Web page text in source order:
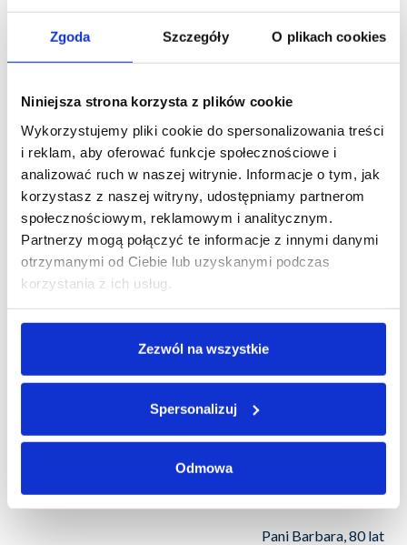
Zgoda Szczegóły O plikach cookies
Niniejsza strona korzysta z plików cookie
Wykorzystujemy pliki cookie do spersonalizowania treści
i reklam, aby oferować funkcje społecznościowe i
analizować ruch w naszej witrynie. Informacje o tym, jak
korzystasz z naszej witryny, udostępniamy partnerom
społecznościowym, reklamowym i analitycznym.
Partnerzy mogą połączyć te informacje z innymi danymi
otrzymanymi od Ciebie lub uzyskanymi podczas
korzystania z ich usług.
Zezwól na wszystkie
Spersonalizuj
Odmowa
Ta operacja u pana Winklera była wspaniała, bo
wstać z łóżka.
Pani Bogumiła, 72 lata
Trzeba się operować, bo wtedy człowiek ma
komfort chodzenia i po prostu życia.
Pani Barbara, 80 lat